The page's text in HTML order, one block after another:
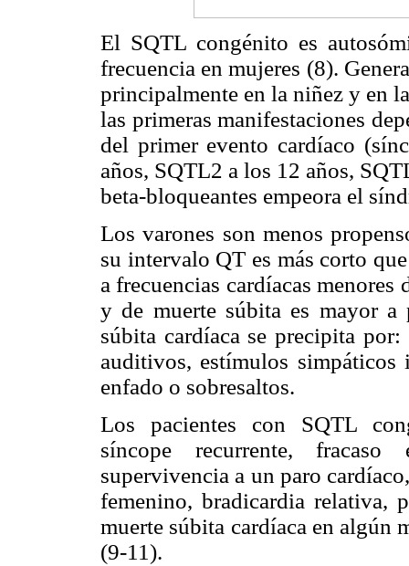
El SQTL congénito es
frecuencia en mujeres (8).
principalmente en la niñez y en
las primeras manifestaciones
del primer evento cardíaco
años, SQTL2 a los 12 años,
beta-bloqueantes empeora el
Los varones son menos
su intervalo QT es más corto
a frecuencias cardíacas
y de muerte súbita es mayor a
súbita cardíaca se precipita
auditivos, estímulos
enfado o sobresaltos.
Los pacientes con SQTL
síncope recurrente,
supervivencia a un paro
femenino, bradicardia relativa,
muerte súbita cardíaca en algún
(9-11).